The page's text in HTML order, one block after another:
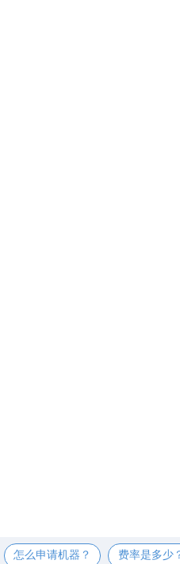
怎么申请机器？ 费率是多少